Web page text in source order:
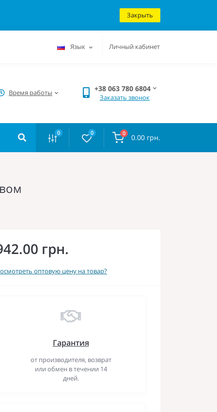
Закрыть
Язык Личный кабинет
Время работы +38 063 780 6804
Заказать звонок
0 0 0 0.00 грн.
грн.
оптовую цену на товар?
Гарантия
от производителя, возврат
или обмен в течении 14
дней.